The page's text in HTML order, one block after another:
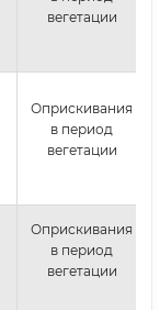
вегетации
Оприскивания
в период
вегетации
Оприскивания
в период
вегетации